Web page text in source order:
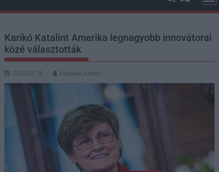
Karikó Katalint Amerika legnagyobb innovátorai
közé választották
2026.02.18. Fazekas Adrián